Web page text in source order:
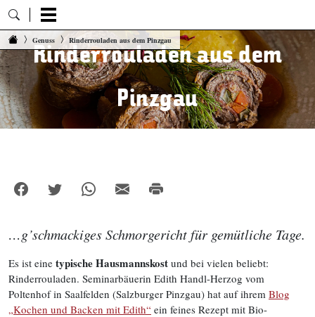
Zum Inhalt springen
Genuss Rinderrouladen aus dem Pinzgau
Rinderrouladen aus dem
Pinzgau
…g’schmackiges Schmorgericht für gemütliche Tage.
Es ist eine typische Hausmannskost und bei vielen beliebt:
Rinderrouladen. Seminarbäuerin Edith Handl-Herzog vom
Poltenhof in Saalfelden (Salzburger Pinzgau) hat auf ihrem Blog
„Kochen und Backen mit Edith“ ein feines Rezept mit Bio-